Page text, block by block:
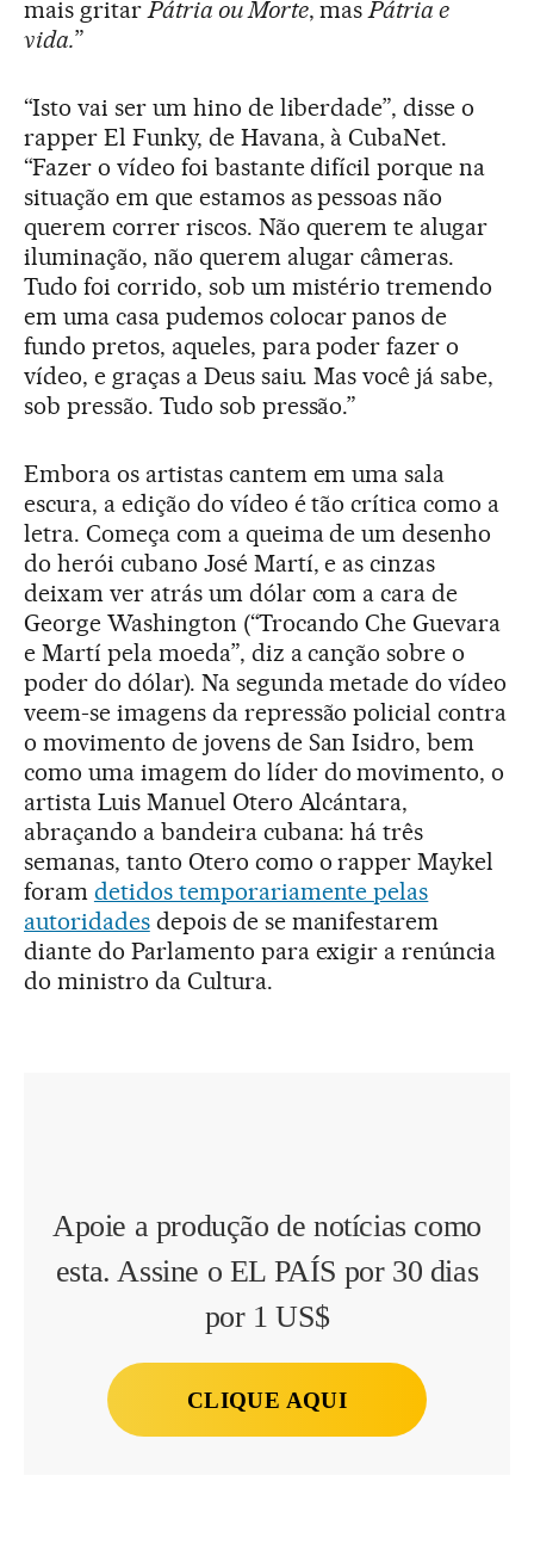
mais gritar Pátria ou Morte, mas Pátria e
vida.”
“Isto vai ser um hino de liberdade”, disse o
rapper El Funky, de Havana, à CubaNet.
“Fazer o vídeo foi bastante difícil porque na
situação em que estamos as pessoas não
querem correr riscos. Não querem te alugar
iluminação, não querem alugar câmeras.
Tudo foi corrido, sob um mistério tremendo
em uma casa pudemos colocar panos de
fundo pretos, aqueles, para poder fazer o
vídeo, e graças a Deus saiu. Mas você já sabe,
sob pressão. Tudo sob pressão.”
Embora os artistas cantem em uma sala
escura, a edição do vídeo é tão crítica como a
letra. Começa com a queima de um desenho
do herói cubano José Martí, e as cinzas
deixam ver atrás um dólar com a cara de
George Washington (“Trocando Che Guevara
e Martí pela moeda”, diz a canção sobre o
poder do dólar). Na segunda metade do vídeo
veem-se imagens da repressão policial contra
o movimento de jovens de San Isidro, bem
como uma imagem do líder do movimento, o
artista Luis Manuel Otero Alcántara,
abraçando a bandeira cubana: há três
semanas, tanto Otero como o rapper Maykel
foram detidos temporariamente pelas
autoridadesdepois de se manifestarem
diante do Parlamento para exigir a renúncia
do ministro da Cultura.
Apoie a produção de notícias como
esta. Assine o EL PAÍS por 30 dias
por 1 US$
CLIQUE AQUI